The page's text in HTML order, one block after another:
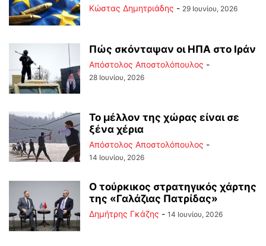
Kώστας Δημητριάδης - 29 Ιουνίου, 2026
Πώς σκόνταψαν οι ΗΠΑ στο Ιράν
Απόστολος Αποστολόπουλος -
28 Ιουνίου, 2026
Το μέλλον της χώρας είναι σε
ξένα χέρια
Απόστολος Αποστολόπουλος -
14 Ιουνίου, 2026
Ο τούρκικος στρατηγικός χάρτης
της «Γαλάζιας Πατρίδας»
Δημήτρης Γκάζης - 14 Ιουνίου, 2026